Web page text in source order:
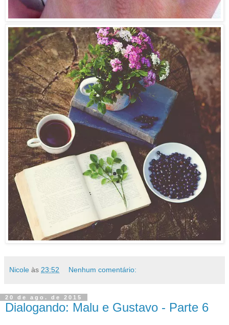
Nicole às 23:52 Nenhum comentário:
20 de ago. de 2015
Dialogando: Malu e Gustavo - Parte 6